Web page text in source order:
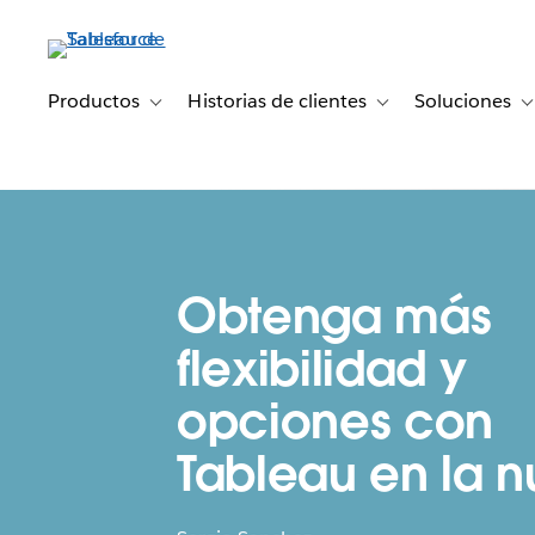
principalProductos Toggle sub-navigation for Productos
Historias de clientes Toggle sub-
Soluciones
Obtenga más
flexibilidad y
opciones con
Tableau en la